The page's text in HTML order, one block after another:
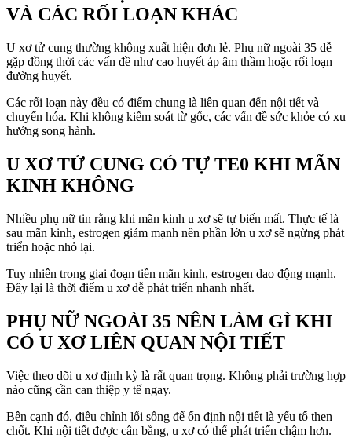
VÀ CÁC RỐI LOẠN KHÁC
U xơ tử cung thường không xuất hiện đơn lẻ. Phụ nữ ngoài 35 dễ
gặp đồng thời các vấn đề như cao huyết áp âm thầm hoặc rối loạn
đường huyết.
Các rối loạn này đều có điểm chung là liên quan đến nội tiết và
chuyển hóa. Khi không kiểm soát từ gốc, các vấn đề sức khỏe có xu
hướng song hành.
U XƠ TỬ CUNG CÓ TỰ TE0 KHI MÃN
KINH KHÔNG
Nhiều phụ nữ tin rằng khi mãn kinh u xơ sẽ tự biến mất. Thực tế là
sau mãn kinh, estrogen giảm mạnh nên phần lớn u xơ sẽ ngừng phát
triển hoặc nhỏ lại.
Tuy nhiên trong giai đoạn tiền mãn kinh, estrogen dao động mạnh.
Đây lại là thời điểm u xơ dễ phát triển nhanh nhất.
PHỤ NỮ NGOÀI 35 NÊN LÀM GÌ KHI
CÓ U XƠ LIÊN QUAN NỘI TIẾT
Việc theo dõi u xơ định kỳ là rất quan trọng. Không phải trường hợp
nào cũng cần can thiệp y tế ngay.
Bên cạnh đó, điều chỉnh lối sống để ổn định nội tiết là yếu tố then
chốt. Khi nội tiết được cân bằng, u xơ có thể phát triển chậm hơn.